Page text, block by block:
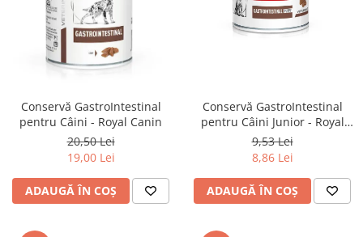
Conservă GastroIntestinal
pentru Câini - Royal Canin
20,50 Lei
19,00 Lei
ADAUGĂ ÎN COȘ
Conservă GastroIntestinal
pentru Câini Junior - Royal
Canin
9,53 Lei
8,86 Lei
ADAUGĂ ÎN COȘ